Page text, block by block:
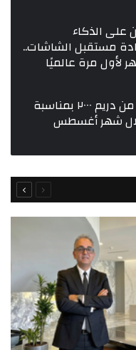
على الذكاء
مستقبل الشاشات..
مفاجآت عديدة من دريم ٢٠٠٠ بمناسبة
شهر أغسطس
الصفحة
السابقة
الصفحة
التالية